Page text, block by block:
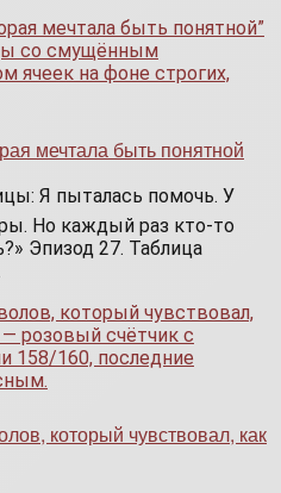
мечтала быть понятной
Я пыталась помочь. У
Но каждый раз кто-то
Эпизод 27. Таблица
который чувствовал, как